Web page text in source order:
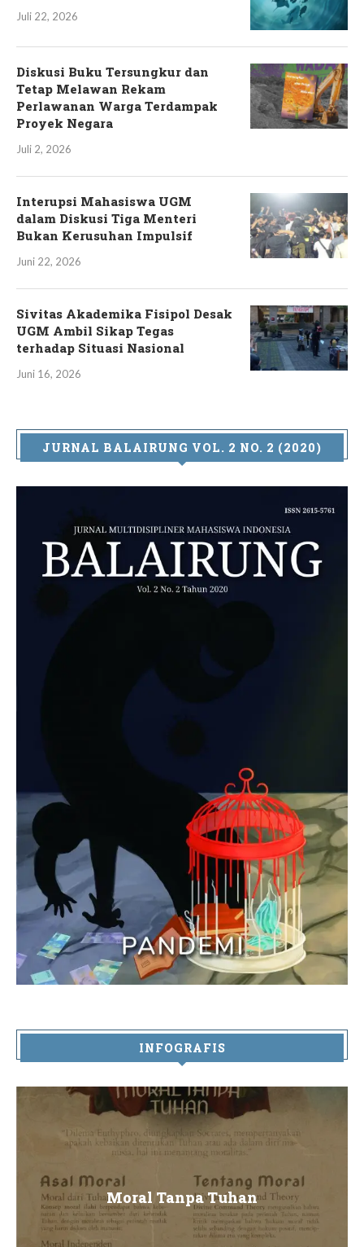
Juli 22, 2026
Diskusi Buku Tersungkur dan
Tetap Melawan Rekam
Perlawanan Warga Terdampak
Proyek Negara
Juli 2, 2026
Interupsi Mahasiswa UGM
dalam Diskusi Tiga Menteri
Bukan Kerusuhan Impulsif
Juni 22, 2026
Sivitas Akademika Fisipol Desak
UGM Ambil Sikap Tegas
terhadap Situasi Nasional
Juni 16, 2026
JURNAL BALAIRUNG VOL. 2 NO. 2 (2020)
INFOGRAFIS
Moral Tanpa Tuhan